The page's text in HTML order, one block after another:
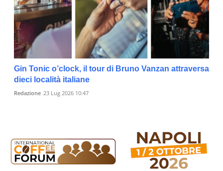
Gin Tonic o’clock, il tour di Bruno Vanzan attraversa
dieci località italiane
Redazione 23 Lug 2026 10:47